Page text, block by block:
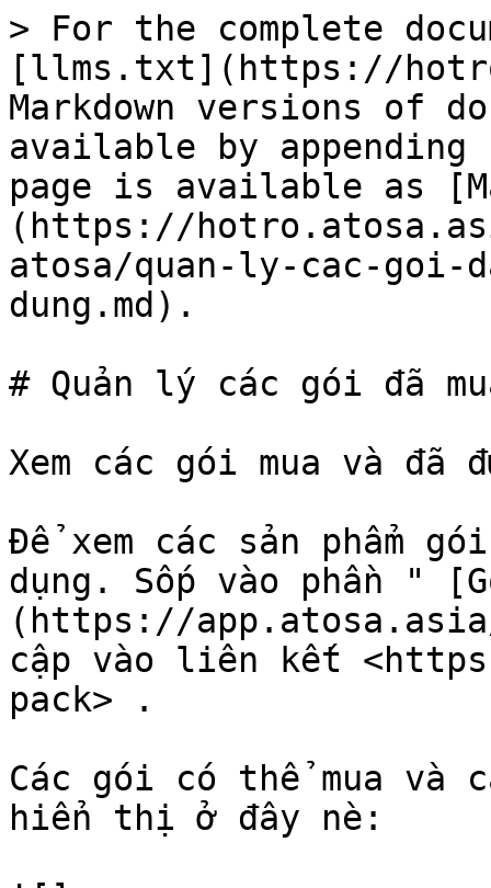
> For the complete
[llms.txt](https://
Markdown versions of
available by
page is available as
(https://
atosa/quan-ly-cac-goi-
dung.md).
# Quản lý các gói đã
Xem các gói mua và đã
Để xem các sản phẩm
dụng. Sốp vào phần "
(https://
cập vào liên kết
pack> .
Các gói có thể mua và
hiển thị ở đây nè: